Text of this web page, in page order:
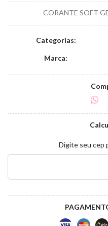
CORANTE SOFT
Categorias:
Marca:
Digite seu cep